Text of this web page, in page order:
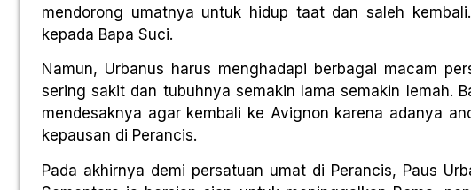
mendorong umatnya untuk hidup taat dan saleh
kepada Bapa Suci.
Namun, Urbanus harus menghadapi berbagai macam
sering sakit dan tubuhnya semakin lama semakin lemah.
mendesaknya agar kembali ke Avignon karena adanya
kepausan di Perancis.
Pada akhirnya demi persatuan umat di Perancis, Paus